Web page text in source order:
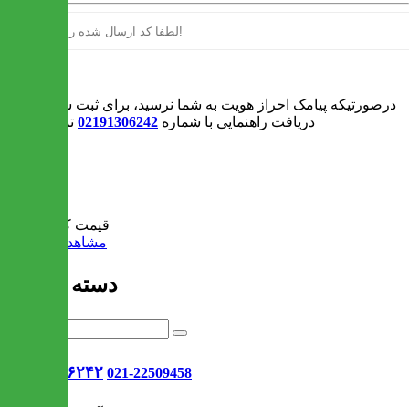
درصورتیکه پیامک احراز هویت به شما نرسید، برای ثبت سفارش و یا
دریافت راهنمایی با شماره 02191306242 تماس بگیرید
قیمت کل:
مشاهده سبد خرید
دسته بندی ها
021-۹۱۳۰۶۲۴۲ 021-22509458